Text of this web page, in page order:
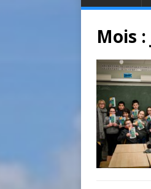
Mois :